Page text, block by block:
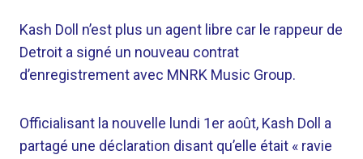
Kash Doll n’est plus un agent libre car le rappeur de
Detroit a signé un nouveau contrat
d’enregistrement avec MNRK Music Group.
Officialisant la nouvelle lundi 1er août, Kash Doll a
partagé une déclaration disant qu’elle était « ravie